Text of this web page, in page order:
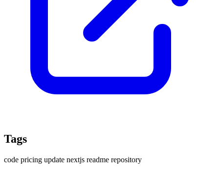
Tags
code pricing update nextjs readme repository